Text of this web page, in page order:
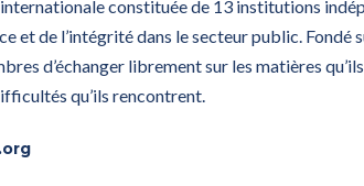
constituée de 13 institutions
et de l’intégrité dans le secteur public. Fondé
d’échanger librement sur les matières
qu’ils rencontrent.